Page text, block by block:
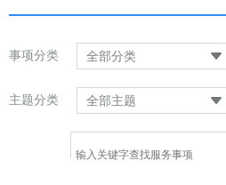
事项分类 全部分类
主题分类 全部主题